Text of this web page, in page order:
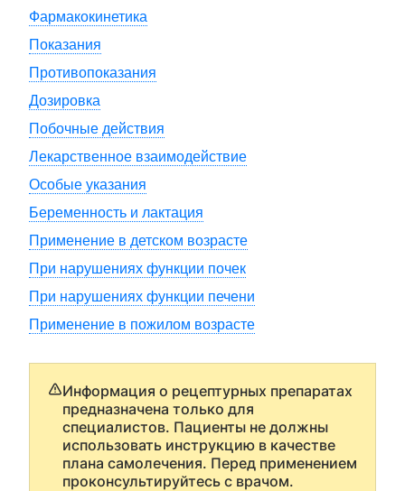
Фармакокинетика
Показания
Противопоказания
Дозировка
Побочные действия
Лекарственное взаимодействие
Особые указания
Беременность и лактация
Применение в детском возрасте
При нарушениях функции почек
При нарушениях функции печени
Применение в пожилом возрасте
Информация о рецептурных препаратах
предназначена только для
специалистов. Пациенты не должны
использовать инструкцию в качестве
плана самолечения. Перед применением
проконсультируйтесь с врачом.